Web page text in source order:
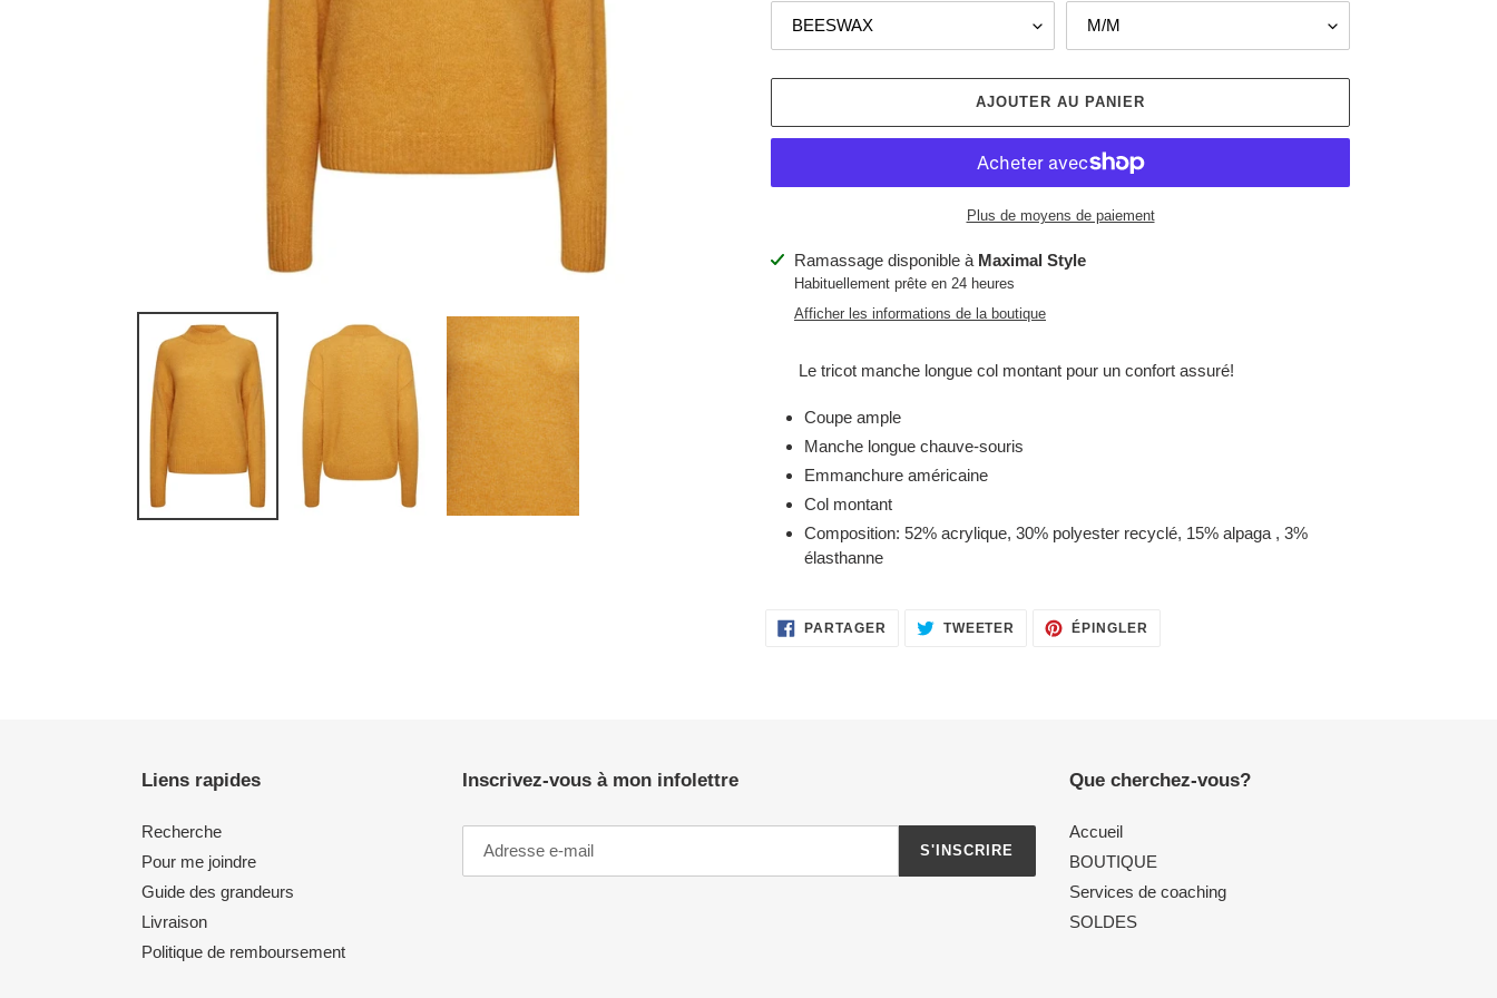
AJOUTER AU PANIER
Plus de moyens de paiement
Ajout
produit
panier
Ramassage disponible à Maximal Style
Habituellement prête en 24 heures
Afficher les informations de la boutique
Le tricot manche longue col montant pour un confort assuré!
Coupe ample
Manche longue chauve-souris
Emmanchure américaine
Col montant
Composition: 52% acrylique, 30% polyester recyclé, 15% alpaga , 3%
élasthanne
PARTAGER PARTAGER
SUR
TWEETER TWEETER
SUR
ÉPINGLER
Liens rapides
Recherche
Pour me joindre
Guide des grandeurs
Livraison
Politique de remboursement
Inscrivez-vous à mon infolettre
S'INSCRIRE
Que cherchez-vous?
Accueil
BOUTIQUE
Services de coaching
SOLDES